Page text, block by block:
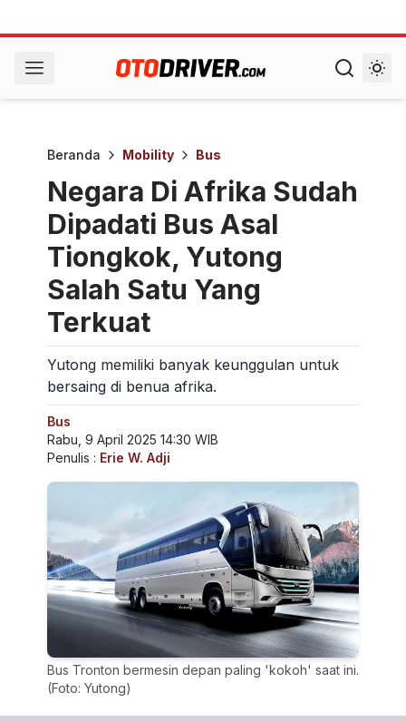
Beranda Mobility Bus
Negara Di Afrika Sudah
Dipadati Bus Asal
Tiongkok, Yutong
Salah Satu Yang
Terkuat
Yutong memiliki banyak keunggulan untuk
bersaing di benua afrika.
Bus
Rabu, 9 April 2025 14:30 WIB
Penulis : Erie W. Adji
Bus Tronton bermesin depan paling 'kokoh' saat ini.
(Foto: Yutong)